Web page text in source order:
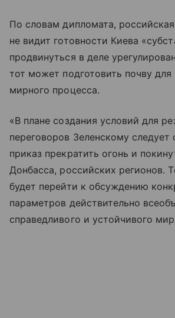
По словам дипломата,
не видит готовности Киева
продвинуться в деле
тот может подготовить почву для
мирного процесса.
«В плане создания условий для
переговоров Зеленскому следует
приказ прекратить огонь и
Донбасса, российских регионов.
будет перейти к обсуждению
параметров действительно
справедливого и устойчивого